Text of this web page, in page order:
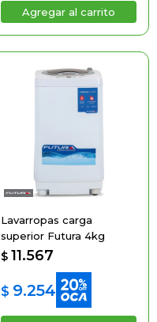
Lavarropas carga
superior Futura 4kg
$ 11.567
$ 9.254